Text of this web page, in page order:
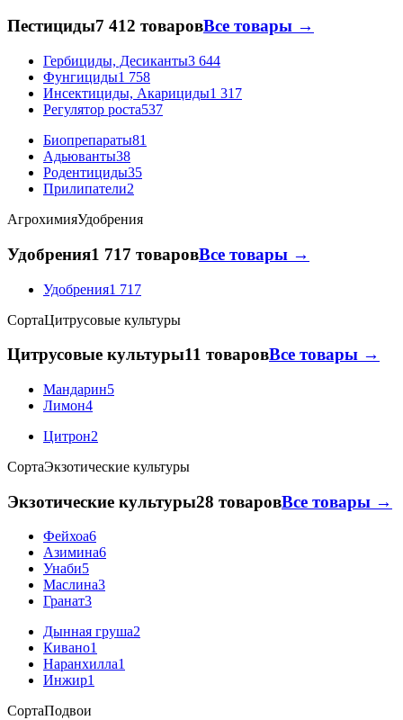
Пестициды7 412 товаровВсе товары →
Гербициды, Десиканты3 644
Фунгициды1 758
Инсектициды, Акарициды1 317
Регулятор роста537
Биопрепараты81
Адьюванты38
Родентициды35
Прилипатели2
АгрохимияУдобрения
Удобрения1 717 товаровВсе товары →
Удобрения1 717
СортаЦитрусовые культуры
Цитрусовые культуры11 товаровВсе товары →
Мандарин5
Лимон4
Цитрон2
СортаЭкзотические культуры
Экзотические культуры28 товаровВсе товары →
Фейхоа6
Азимина6
Унаби5
Маслина3
Гранат3
Дынная груша2
Кивано1
Наранхилла1
Инжир1
СортаПодвои